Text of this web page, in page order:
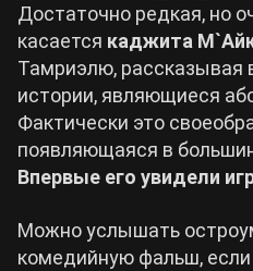
Достаточно редкая, но
касается каджита
Тамриэлю, рассказывая
истории, являющиеся
Фактически это
появляющаяся в
Впервые его увидели
Можно услышать
комедийную фальш, если